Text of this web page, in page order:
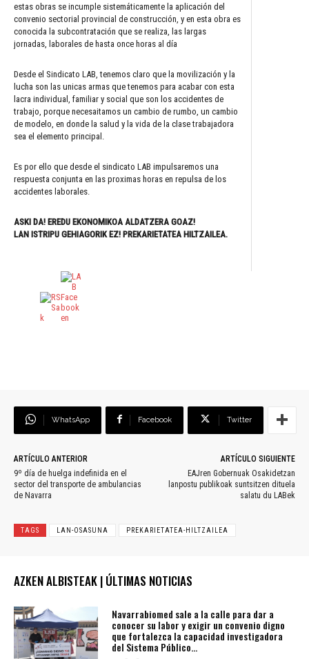
estas obras se incumple sistemáticamente la aplicación del
convenio sectorial provincial de construcción, y en esta obra es
conocida la subcontratación que se realiza, las largas
jornadas, laborales de hasta once horas al día
Desde el Sindicato LAB, tenemos claro que la movilización y la
lucha son las unicas armas que tenemos para acabar con esta
lacra individual, familiar y social que son los accidentes de
trabajo, porque necesaitamos un cambio de rumbo, un cambio
de modelo, en donde la salud y la vida de la clase trabajadora
sea el elemento principal.
Es por ello que desde el sindicato LAB impulsaremos una
respuesta conjunta en las proximas horas en repulsa de los
accidentes laborales.
ASKI DA! EREDU EKONOMIKOA ALDATZERA GOAZ!
LAN ISTRIPU GEHIAGORIK EZ! PREKARIETATEA HILTZAILEA.
WhatsApp Facebook Twitter
ARTÍCULO ANTERIOR
9º día de huelga indefinida en el
sector del transporte de ambulancias
de Navarra
ARTÍCULO SIGUIENTE
EAJren Gobernuak Osakidetzan
lanpostu publikoak suntsitzen dituela
salatu du LABek
TAGS LAN-OSASUNA PREKARIETATEA-HILTZAILEA
AZKEN ALBISTEAK | ÚLTIMAS NOTICIAS
Navarrabiomed sale a la calle para dar a
conocer su labor y exigir un convenio digno
que fortalezca la capacidad investigadora
del Sistema Público...